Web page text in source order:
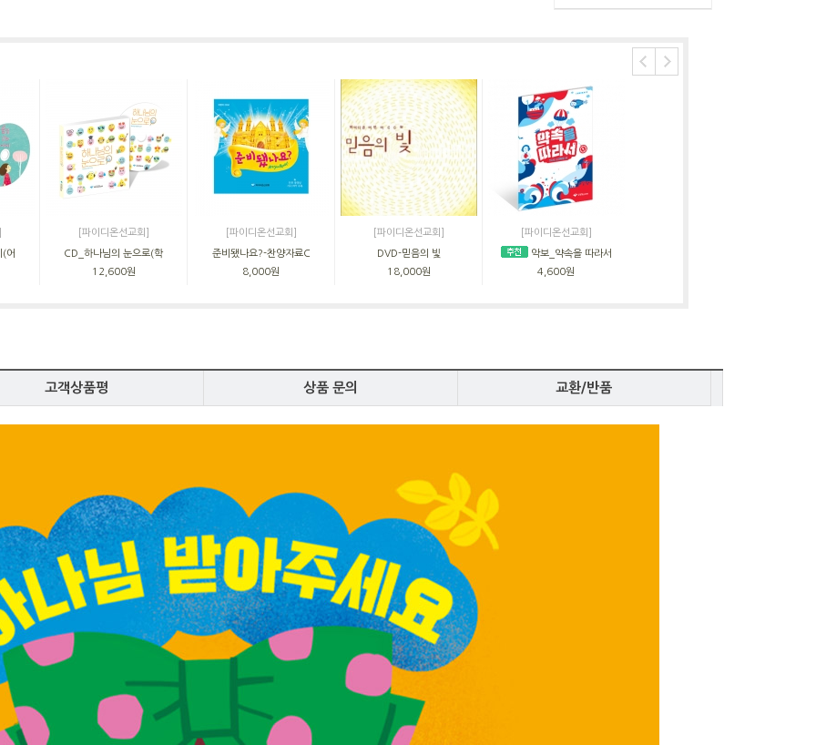
어
[파이디온선교회]
CD_하나님의 눈으로(학
12,600원
[파이디온선교회]
준비됐나요?-찬양자료C
8,000원
[파이디온선교회]
DVD-믿음의 빛
18,000원
[파이디온선교회]
악보_약속을 따라서
4,600원
고객상품평 상품 문의 교환/반품